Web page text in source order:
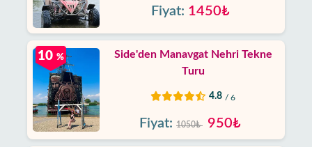
Fiyat: 1450₺
10 %
Side'den Manavgat Nehri Tekne
Turu
4.8 / 6
Fiyat: 1050₺ 950₺